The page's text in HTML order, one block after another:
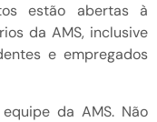
estão abertas à
da AMS, inclusive
e empregados
da AMS. Não